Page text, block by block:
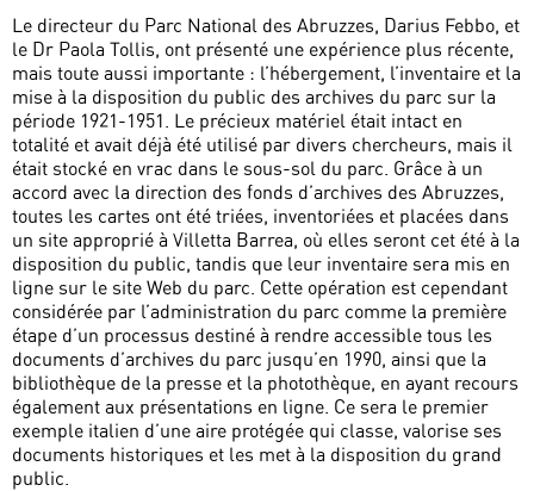
Le directeur du Parc National des Abruzzes, Darius Febbo, et
le Dr Paola Tollis, ont présenté une expérience plus récente,
mais toute aussi importante : l’hébergement, l’inventaire et la
mise à la disposition du public des archives du parc sur la
période 1921-1951. Le précieux matériel était intact en
totalité et avait déjà été utilisé par divers chercheurs, mais il
était stocké en vrac dans le sous-sol du parc. Grâce à un
accord avec la direction des fonds d’archives des Abruzzes,
toutes les cartes ont été triées, inventoriées et placées dans
un site approprié à Villetta Barrea, où elles seront cet été à la
disposition du public, tandis que leur inventaire sera mis en
ligne sur le site Web du parc. Cette opération est cependant
considérée par l’administration du parc comme la première
étape d’un processus destiné à rendre accessible tous les
documents d’archives du parc jusqu’en 1990, ainsi que la
bibliothèque de la presse et la photothèque, en ayant recours
également aux présentations en ligne. Ce sera le premier
exemple italien d’une aire protégée qui classe, valorise ses
documents historiques et les met à la disposition du grand
public.